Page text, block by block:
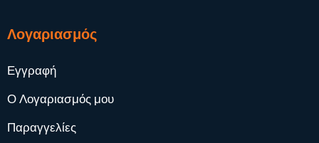
Λογαριασμός
Εγγραφή
Ο Λογαριασμός μου
Παραγγελίες